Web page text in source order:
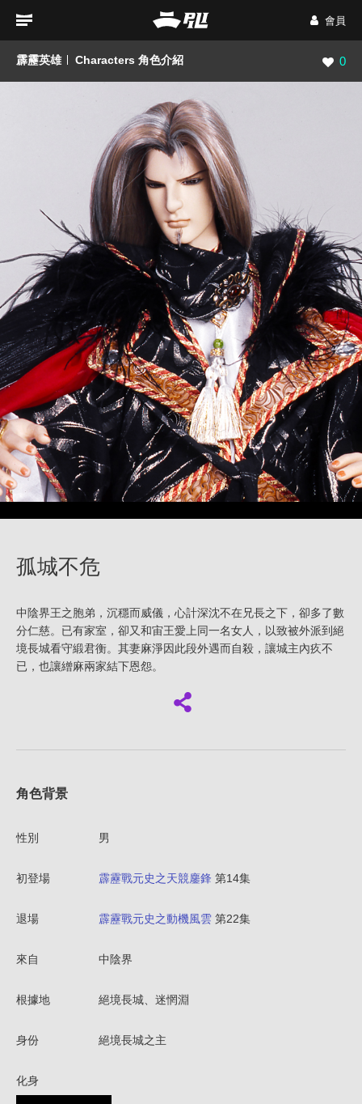
會員
霹靂英雄 Characters 角色介紹 瀏覽
0
孤城不危
中陰界王之胞弟，沉穩而威儀，心計深沈不在兄長之下，卻多了數
分仁慈。已有家室，卻又和宙王愛上同一名女人，以致被外派到絕
境長城看守緞君衡。其妻麻淨因此段外遇而自殺，讓城主內疚不
已，也讓繒麻兩家結下恩怨。
角色背景
性別 男
初登場 霹靂戰元史之天競鏖鋒 第14集
退場 霹靂戰元史之動機風雲 第22集
來自 中陰界
根據地 絕境長城、迷惘淵
身份 絕境長城之主
化身